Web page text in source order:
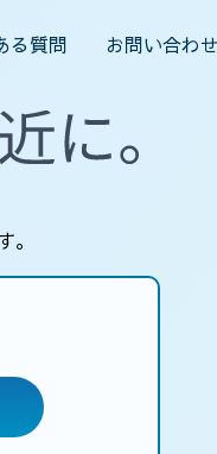
る質問 お問い合わせ